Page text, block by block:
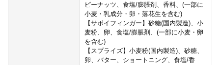
ピーナッツ、食塩/膨脹剤、香料、(一部に
小麦・乳成分・卵・落花生を含む)
【サボイフィンガー】砂糖(国内製造)、小
麦粉、卵、食塩/膨脹剤、(一部に小麦・卵
を含む)
【スプライズ】小麦粉(国内製造)、砂糖、
卵、バター、ショートニング、食塩/香